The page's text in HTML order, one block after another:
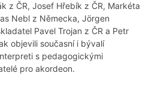
z ČR, Josef Hřebík z ČR, Markéta
Nebl z Německa, Jörgen
Pavel Trojan z ČR a Petr
objevili současní i bývalí
s pedagogickými
pro akordeon.